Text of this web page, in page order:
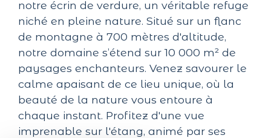
notre écrin de verdure, un véritable refuge
niché en pleine nature. Situé sur un flanc
de montagne à 700 mètres d'altitude,
notre domaine s’étend sur 10 000 m² de
paysages enchanteurs. Venez savourer le
calme apaisant de ce lieu unique, où la
beauté de la nature vous entoure à
chaque instant. Profitez d'une vue
imprenable sur l'étang, animé par ses